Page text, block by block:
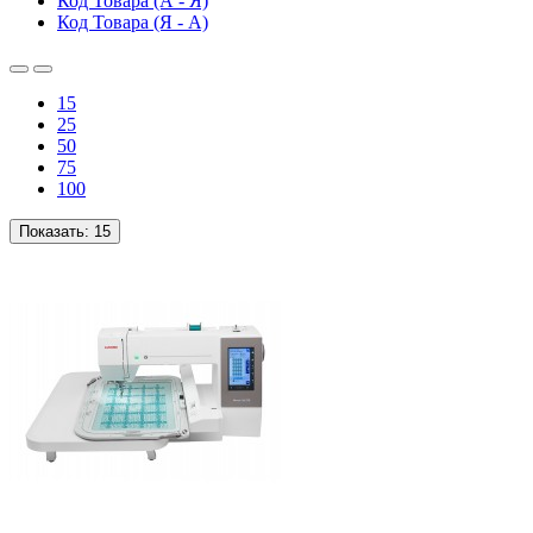
Код Товара (Я - А)
15
25
50
75
100
Показать: 15